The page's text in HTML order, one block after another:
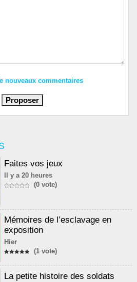
Faites vos jeux
Il y a 20 heures
(0 vote)
Mémoires de l’esclavage en
exposition
Hier
(1 vote)
La petite histoire des soldats
nouveaux commentaires